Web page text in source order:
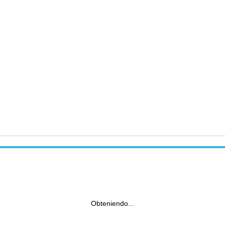
Obteniendo...